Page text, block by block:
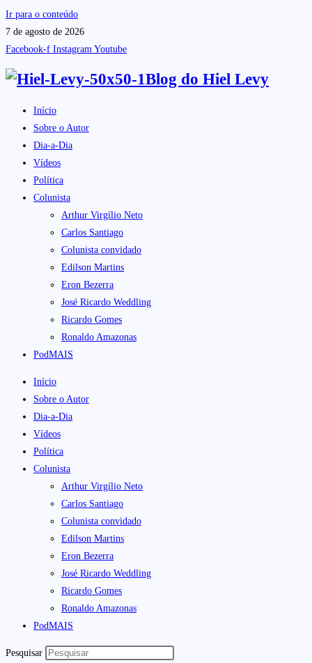
Ir para o conteúdo
7 de agosto de 2026
Facebook-f Instagram Youtube
Blog do Hiel Levy
Início
Sobre o Autor
Dia-a-Dia
Vídeos
Política
Colunista
Arthur Virgílio Neto
Carlos Santiago
Colunista convidado
Edilson Martins
Eron Bezerra
José Ricardo Weddling
Ricardo Gomes
Ronaldo Amazonas
PodMAIS
Início
Sobre o Autor
Dia-a-Dia
Vídeos
Política
Colunista
Arthur Virgílio Neto
Carlos Santiago
Colunista convidado
Edilson Martins
Eron Bezerra
José Ricardo Weddling
Ricardo Gomes
Ronaldo Amazonas
PodMAIS
Pesquisar